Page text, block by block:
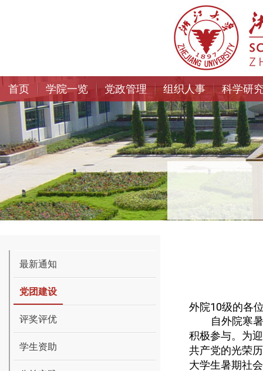
首页 学院一览 党政管理 组织人事 科学研
最新通知
党团建设
评奖评优
学生资助
外院10级的各
自外院寒
积极参与。 为
共产党的光荣
大学生暑期社